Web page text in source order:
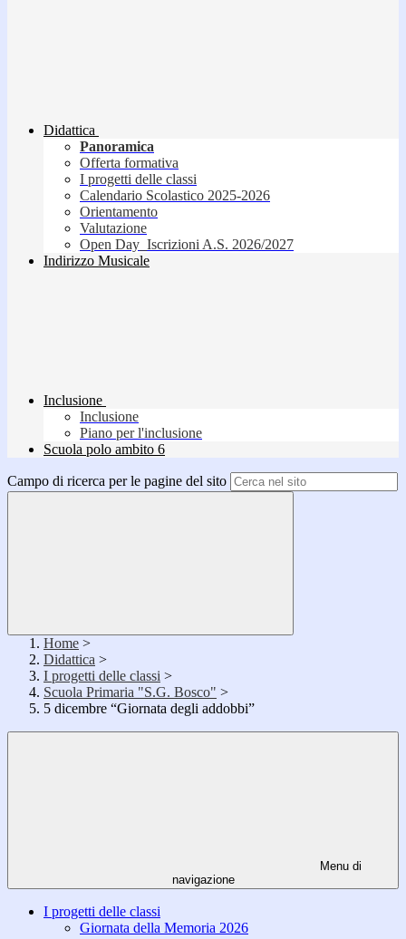
Didattica
Panoramica
Offerta formativa
I progetti delle classi
Calendario Scolastico 2025-2026
Orientamento
Valutazione
Open Day_Iscrizioni A.S. 2026/2027
Indirizzo Musicale
Inclusione
Inclusione
Piano per l'inclusione
Scuola polo ambito 6
Campo di ricerca per le pagine del sito
Home >
Didattica >
I progetti delle classi >
Scuola Primaria "S.G. Bosco" >
5 dicembre “Giornata degli addobbi”
Menu di
navigazione
I progetti delle classi
Giornata della Memoria 2026